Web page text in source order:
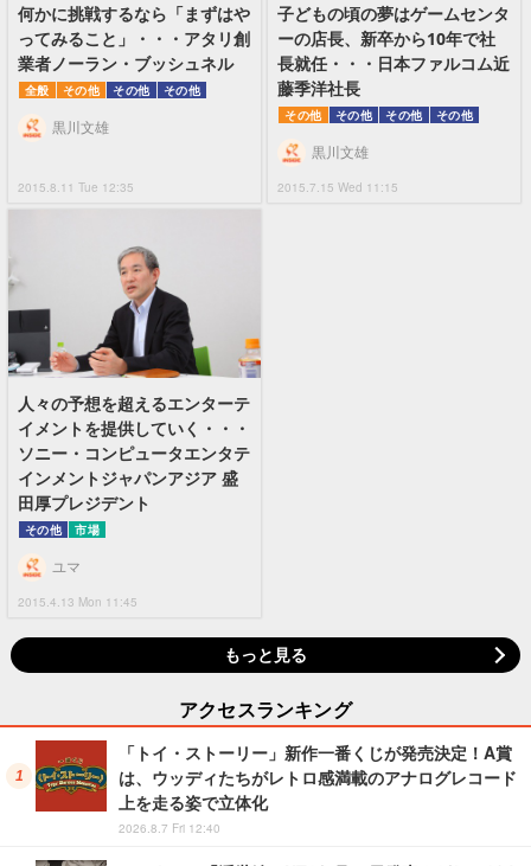
何かに挑戦するなら「まずはや
ってみること」・・・アタリ創
業者ノーラン・ブッシュネル
全般 その他 その他 その他
2015.8.11 Tue 12:35
黒川文雄
子どもの頃の夢はゲームセンタ
ーの店長、新卒から10年で社
長就任・・・日本ファルコム近
藤季洋社長
その他 その他 その他 その他
2015.7.15 Wed 11:15
黒川文雄
人々の予想を超えるエンターテ
イメントを提供していく・・・
ソニー・コンピュータエンタテ
インメントジャパンアジア 盛
田厚プレジデント
その他 市場
2015.4.13 Mon 11:45
ユマ
もっと見る
アクセスランキング
「トイ・ストーリー」新作一番くじが発売決定！A賞
は、ウッディたちがレトロ感満載のアナログレコード
上を走る姿で立体化
2026.8.7 Fri 12:40